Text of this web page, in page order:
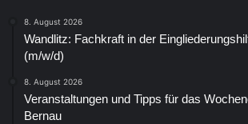
8. August 2026
Wandlitz: Fachkraft in der
(m/w/d)
8. August 2026
Veranstaltungen und Tipps für das
Bernau